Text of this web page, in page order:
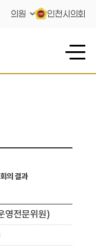
의원 인천시의회
의 결과
영전문위원)